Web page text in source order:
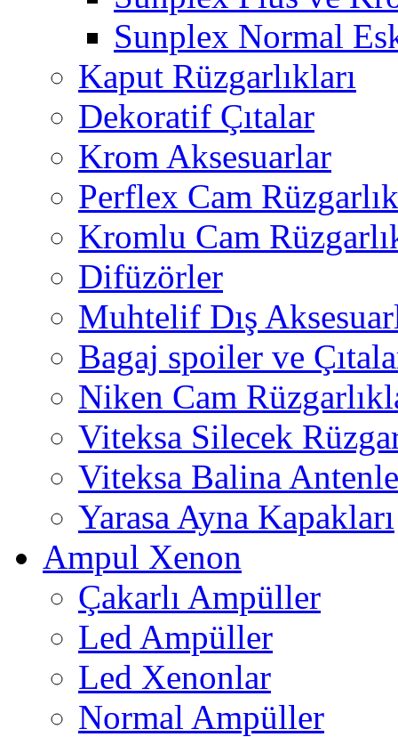
Sunplex Normal
Kaput Rüzgarlıkları
Dekoratif Çıtalar
Krom Aksesuarlar
Perflex Cam
Kromlu Cam
Difüzörler
Muhtelif Dış
Bagaj spoiler ve
Niken Cam
Viteksa Silecek
Viteksa Balina
Yarasa Ayna Kapakları
Ampul Xenon
Çakarlı Ampüller
Led Ampüller
Led Xenonlar
Normal Ampüller